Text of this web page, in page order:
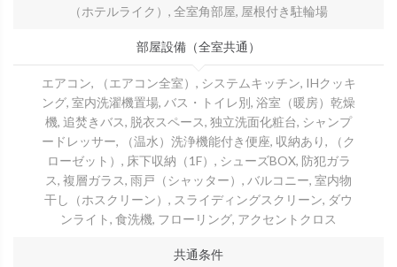
（ホテルライク）, 全室角部屋, 屋根付き駐輪場
部屋設備（全室共通）
エアコン, （エアコン全室）, システムキッチン, IHクッキ
ング, 室内洗濯機置場, バス・トイレ別, 浴室（暖房）乾燥
機, 追焚きバス, 脱衣スペース, 独立洗面化粧台, シャンプ
ードレッサー, （温水）洗浄機能付き便座, 収納あり, （ク
ローゼット）, 床下収納（1F）, シューズBOX, 防犯ガラ
ス, 複層ガラス, 雨戸（シャッター）, バルコニー, 室内物
干し（ホスクリーン）, スライディングスクリーン, ダウ
ンライト, 食洗機, フローリング, アクセントクロス
共通条件